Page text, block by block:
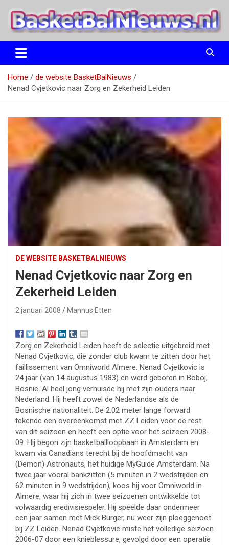
naar
BasketBalNieuws.nl
Etten
Home
de website BasketBalNieuws
Nenad Cvjetkovic naar Zorg en Zekerheid Leiden
DE WEBSITE BASKETBALNIEUWS
Nenad Cvjetkovic naar Zorg en
Zekerheid Leiden
2 januari 2008 Mannus Etten
Zorg en Zekerheid Leiden heeft de selectie uitgebreid met
Nenad Cvjetkovic, die zonder club kwam te zitten door het
faillissement van Omniworld Almere. Nenad Cvjetkovic is
24 jaar (van 14 augustus 1983) en werd geboren in Boboj,
Bosnië. Al heel jong verhuisde hij met zijn ouders naar
Nederland. Hij heeft zowel de Nederlandse als de
Bosnische nationaliteit. De 2.02 meter lange forward
tekende een overeenkomst met ZZ Leiden voor de rest
van dit seizoen en heeft een optie voor het seizoen 2008-
09. Hij begon zijn basketballloopbaan in Amsterdam en
kwam via Canadians terecht bij de hoofdmacht van
(Demon) Astronauts, het huidige MyGuide Amsterdam. Na
twee jaar vooral bankzitten (5 minuten in 2 wedstrijden en
62 minuten in 9 wedstrijden), koos hij voor Omniworld in
Almere, waar hij zich in twee seizoenen ontwikkelde tot
volwaardig eredivisiespeler. Hij speelde daar ondermeer
een jaar samen met Mick Burger, nu weer zijn ploeggenoot
bij ZZ Leiden. Nenad Cvjetkovic miste het volledige seizoen
2006-07 door een knieblessure, gevolgd door een operatie